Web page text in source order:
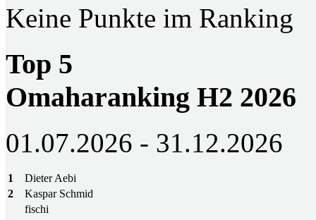
Keine Punkte im Ranking
Top 5
Omaharanking H2 2026
01.07.2026 - 31.12.2026
1
Dieter Aebi
2
Kaspar Schmid
fischi